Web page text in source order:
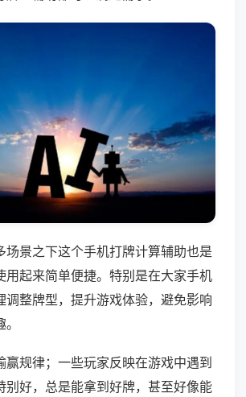
场景之下这个手机打牌计算辅助也是
用起来简单便捷。特别是在大家手机
调整牌型，提升游戏体验，避免影响
赢规律；一些玩家反映在游戏中遇到
别好，总是能拿到好牌，甚至好像能